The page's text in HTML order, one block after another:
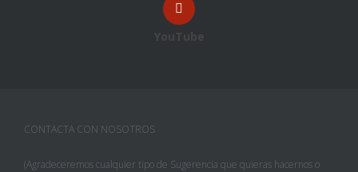
YouTube
CONTACTA CON NOSOTROS
(Agradeceremos cualquier tipo de Sugerencia que quieras hacernos o